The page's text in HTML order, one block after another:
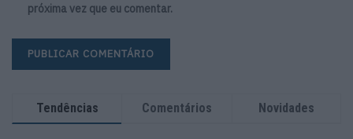
próxima vez que eu comentar.
Tendências Comentários Novidades